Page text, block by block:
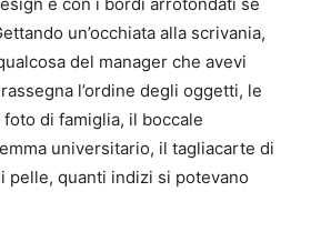
un’occhiata alla scrivania,
del manager che avevi
l’ordine degli oggetti, le
di famiglia, il boccale
universitario, il tagliacarte di
pelle, quanti indizi si potevano